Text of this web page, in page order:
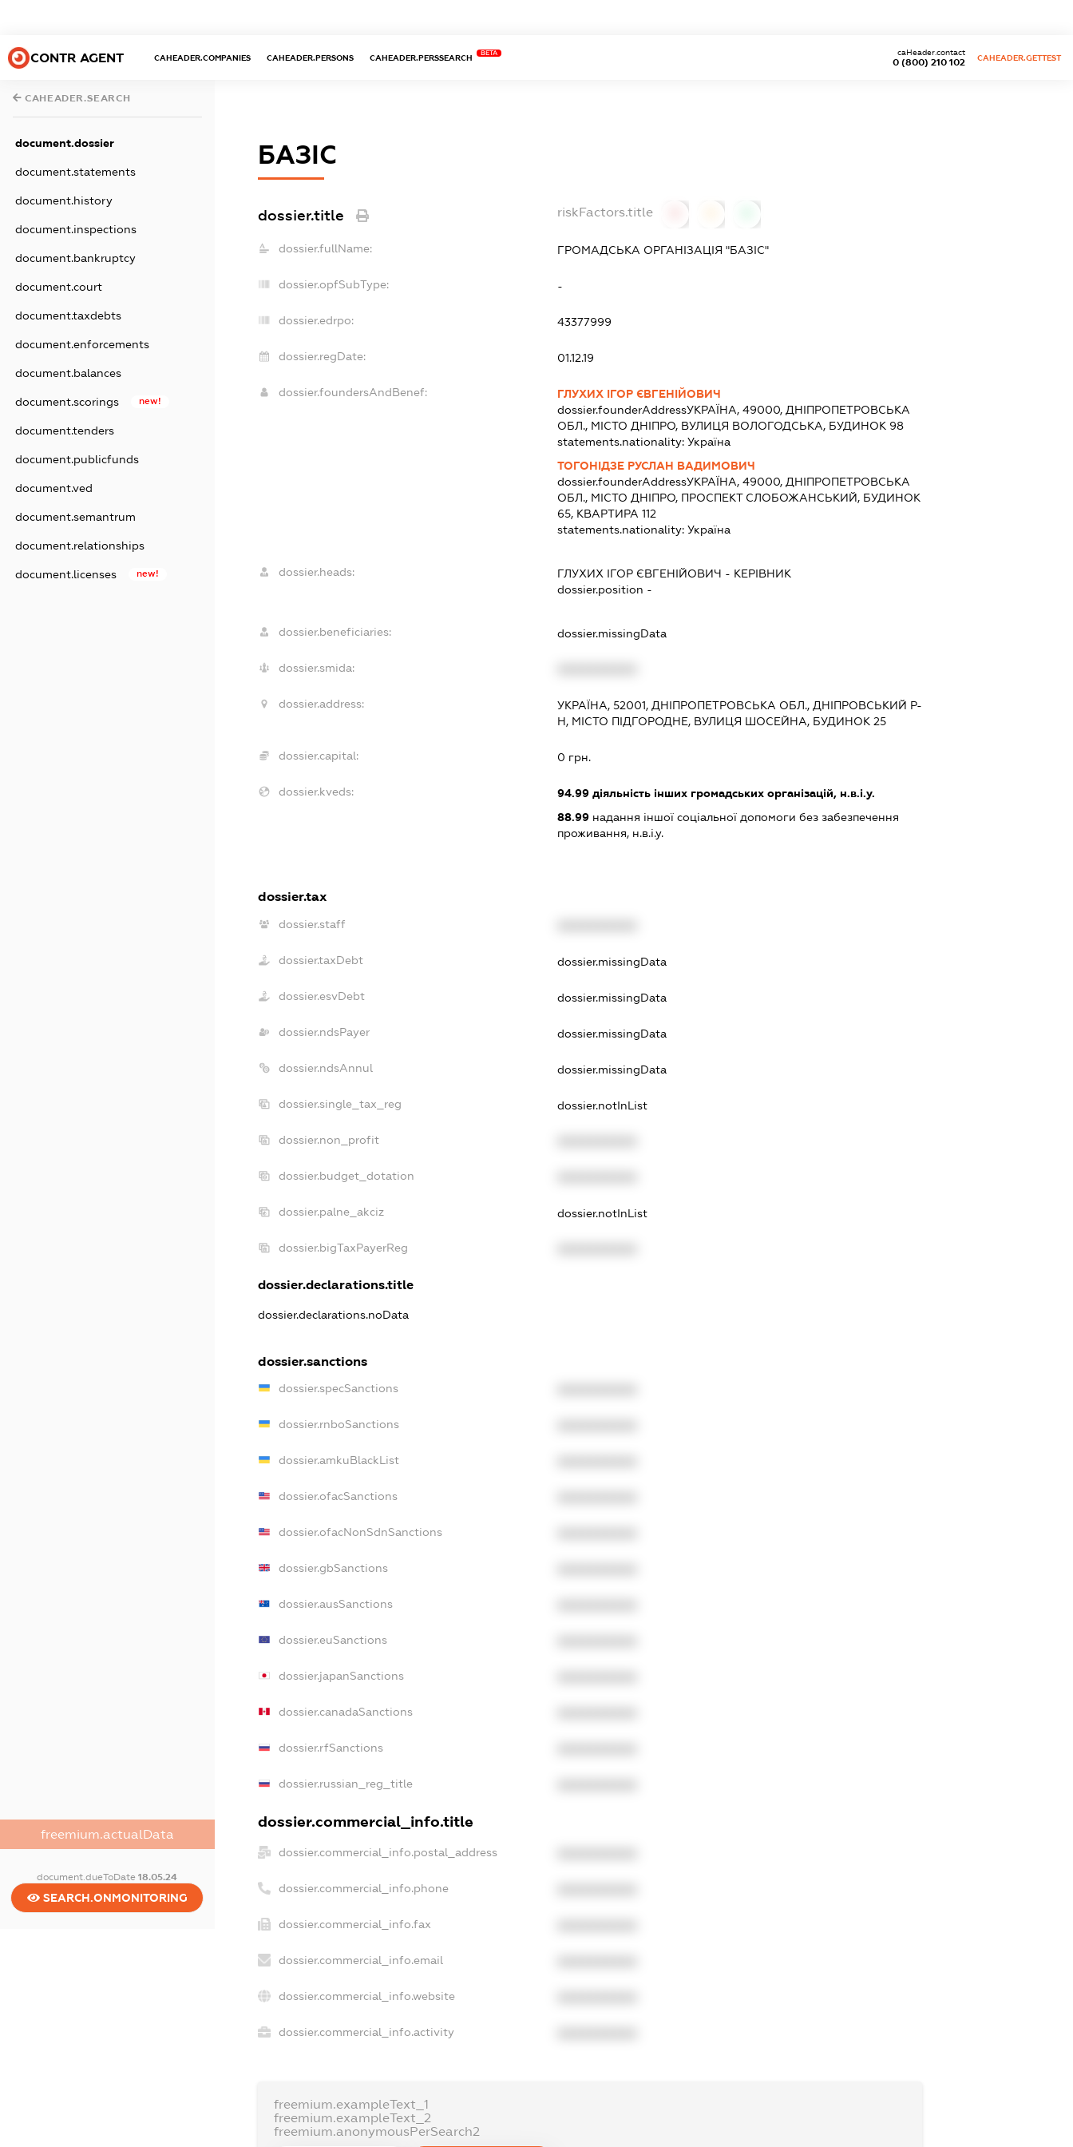
CONTR AGENT CAHEADER.COMPANIES CAHEADER.PERSONS CAHEADER.PERSSEARCH
BETA
0 (800) 210 102
caHeader.contact
CAHEADER.GETTEST
CAHEADER.SEARCH
document.dossier
document.statements
document.history
document.inspections
document.bankruptcy
document.court
document.taxdebts
document.enforcements
document.balances
document.scorings new!
document.tenders
document.publicfunds
document.ved
document.semantrum
document.relationships
document.licenses new!
freemium.actualData
document.dueToDate18.05.24
SEARCH.ONMONITORING
БАЗІС
dossier.title riskFactors.title
dossier.fullName: ГРОМАДСЬКА ОРГАНІЗАЦІЯ "БАЗІС"
dossier.opfSubType: -
dossier.edrpo: 43377999
dossier.regDate: 01.12.19
dossier.foundersAndBenef:
ГЛУХИХ ІГОР ЄВГЕНІЙОВИЧ
dossier.founderAddressУКРАЇНА, 49000, ДНІПРОПЕТРОВСЬКА
ОБЛ., МІСТО ДНІПРО, ВУЛИЦЯ ВОЛОГОДСЬКА, БУДИНОК 98
statements.nationality: Україна
ТОГОНІДЗЕ РУСЛАН ВАДИМОВИЧ
dossier.founderAddressУКРАЇНА, 49000, ДНІПРОПЕТРОВСЬКА
ОБЛ., МІСТО ДНІПРО, ПРОСПЕКТ СЛОБОЖАНСЬКИЙ, БУДИНОК
65, КВАРТИРА 112
statements.nationality: Україна
dossier.heads: ГЛУХИХ ІГОР ЄВГЕНІЙОВИЧ - КЕРІВНИК
dossier.position -
dossier.beneficiaries: dossier.missingData
dossier.smida:
dossier.address:
УКРАЇНА, 52001, ДНІПРОПЕТРОВСЬКА ОБЛ., ДНІПРОВСЬКИЙ Р-
Н, МІСТО ПІДГОРОДНЕ, ВУЛИЦЯ ШОСЕЙНА, БУДИНОК 25
dossier.capital: 0 грн.
dossier.kveds: 94.99діяльність інших громадських організацій, н.в.і.у.
88.99надання іншої соціальної допомоги без забезпечення
проживання, н.в.і.у.
dossier.tax
dossier.staff
dossier.taxDebt dossier.missingData
dossier.esvDebt dossier.missingData
dossier.ndsPayer dossier.missingData
dossier.ndsAnnul dossier.missingData
dossier.single_tax_reg dossier.notInList
dossier.non_profit
dossier.budget_dotation
dossier.palne_akciz dossier.notInList
dossier.bigTaxPayerReg
dossier.declarations.title
dossier.declarations.noData
dossier.sanctions
dossier.specSanctions
dossier.rnboSanctions
dossier.amkuBlackList
dossier.ofacSanctions
dossier.ofacNonSdnSanctions
dossier.gbSanctions
dossier.ausSanctions
dossier.euSanctions
dossier.japanSanctions
dossier.canadaSanctions
dossier.rfSanctions
dossier.russian_reg_title
dossier.commercial_info.title
dossier.commercial_info.postal_address
dossier.commercial_info.phone
dossier.commercial_info.fax
dossier.commercial_info.email
dossier.commercial_info.website
dossier.commercial_info.activity
freemium.exampleText_1
freemium.exampleText_2
freemium.anonymousPerSearch2